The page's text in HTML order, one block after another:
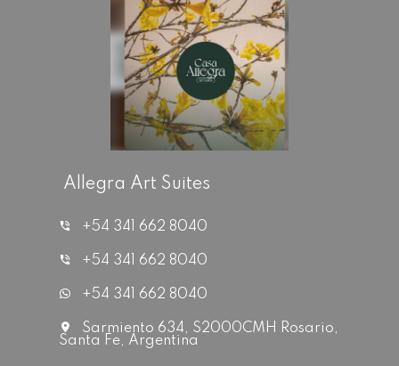
Allegra Art Suites
+54 341 662 8040
+54 341 662 8040
+54 341 662 8040
Sarmiento 634, S2000CMH Rosario,
Santa Fe, Argentina